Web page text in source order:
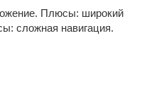
Плюсы: широкий
сложная навигация.